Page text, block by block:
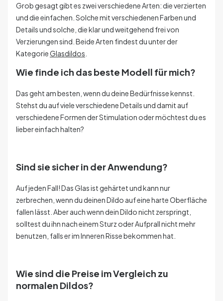
Grob gesagt gibt es zwei verschiedene Arten: die verzierten
und die einfachen. Solche mit verschiedenen Farben und
Details und solche, die klar und weitgehend frei von
Verzierungen sind. Beide Arten findest du unter der
KategorieGlasdildos
Wie finde ich das beste Modell für mich?
Das geht am besten, wenn du deine Bedürfnisse kennst.
Stehst du auf viele verschiedene Details und damit auf
verschiedene Formen der Stimulation oder möchtest du es
lieber einfach halten?
Sind sie sicher in der Anwendung?
Auf jeden Fall! Das Glas ist gehärtet und kann nur
zerbrechen, wenn du deinen Dildo auf eine harte Oberfläche
fallen lässt. Aber auch wenn dein Dildo nicht zerspringt,
solltest du ihn nach einem Sturz oder Aufprall nicht mehr
benutzen, falls er im Inneren Risse bekommen hat.
Wie sind die Preise im Vergleich zu
normalen Dildos?